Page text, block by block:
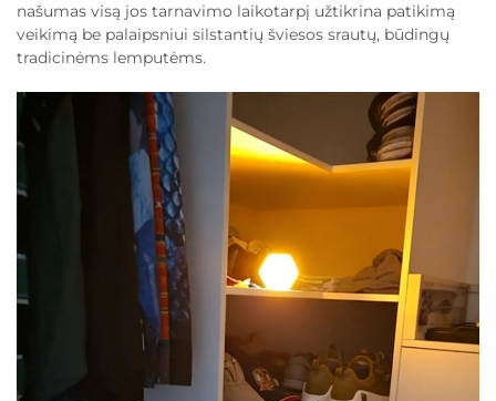
našumas visą jos tarnavimo laikotarpį užtikrina patikimą
veikimą be palaipsniui silstantių šviesos srautų, būdingų
tradicinėms lemputėms.